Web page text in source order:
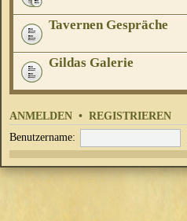
Tavernen Gespräche
Gildas Galerie
ANMELDEN • REGISTRIEREN
Benutzername: